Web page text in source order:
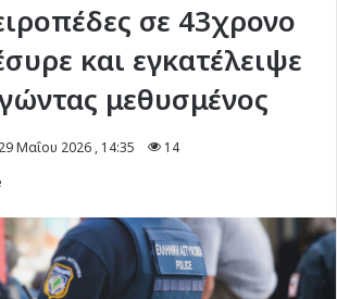
σε 43χρονο
και εγκατέλειψε
μεθυσμένος
29 Μαΐου 2026 , 14:35
14